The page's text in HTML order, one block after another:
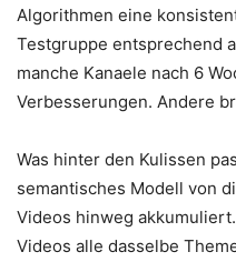
Algorithmen eine
Testgruppe entsprechend
manche Kanaele nach 6
Verbesserungen. Andere
Was hinter den Kulissen
semantisches Modell von
Videos hinweg
Videos alle dasselbe